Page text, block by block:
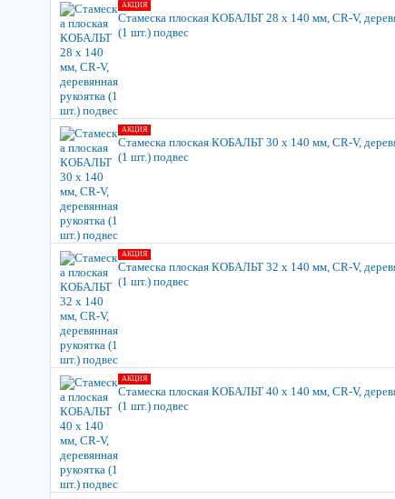
АКЦИЯ
Стамеска плоская КОБАЛЬТ 28 х 140 мм, CR-V,
(1 шт.) подвес
АКЦИЯ
Стамеска плоская КОБАЛЬТ 30 х 140 мм, CR-V,
(1 шт.) подвес
АКЦИЯ
Стамеска плоская КОБАЛЬТ 32 х 140 мм, CR-V,
(1 шт.) подвес
АКЦИЯ
Стамеска плоская КОБАЛЬТ 40 х 140 мм, CR-V,
(1 шт.) подвес